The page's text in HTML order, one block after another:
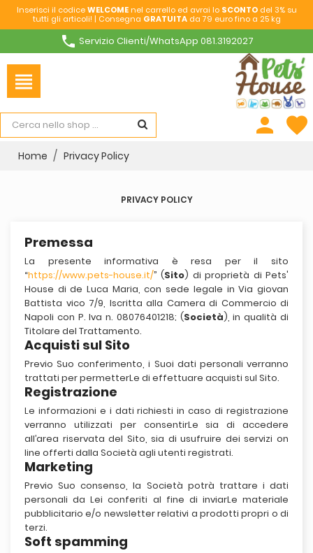
Inserisci il codiceWELCOMEnel carrello ed avrai lo SCONTOdel 3% su
tutti gli articoli! | Consegna GRATUITAda 79 euro fino a 25 kg
phone Servizio Clienti/WhatsApp 081.3192027
view_headline
person favorite
Home Privacy Policy
PRIVACY POLICY
Premessa
La presente informativa è resa per il sito
“https://www.pets-house.it/” (Sito) di proprietà di Pets'
House di de Luca Maria, con sede legale in Via giovan
Battista vico 7/9, Iscritta alla Camera di Commercio di
Napoli con P. Iva n. 08076401218; (Società), in qualità di
Titolare del Trattamento.
Acquisti sul Sito
Previo Suo conferimento, i Suoi dati personali verranno
trattati per permetterLe di effettuare acquisti sul Sito.
Registrazione
Le informazioni e i dati richiesti in caso di registrazione
verranno utilizzati per consentirLe sia di accedere
all’area riservata del Sito, sia di usufruire dei servizi on
line offerti dalla Società agli utenti registrati.
Marketing
Previo Suo consenso, la Società potrà trattare i dati
personali da Lei conferiti al fine di inviarLe materiale
pubblicitario e/o newsletter relativi a prodotti propri o di
terzi.
Soft spamming